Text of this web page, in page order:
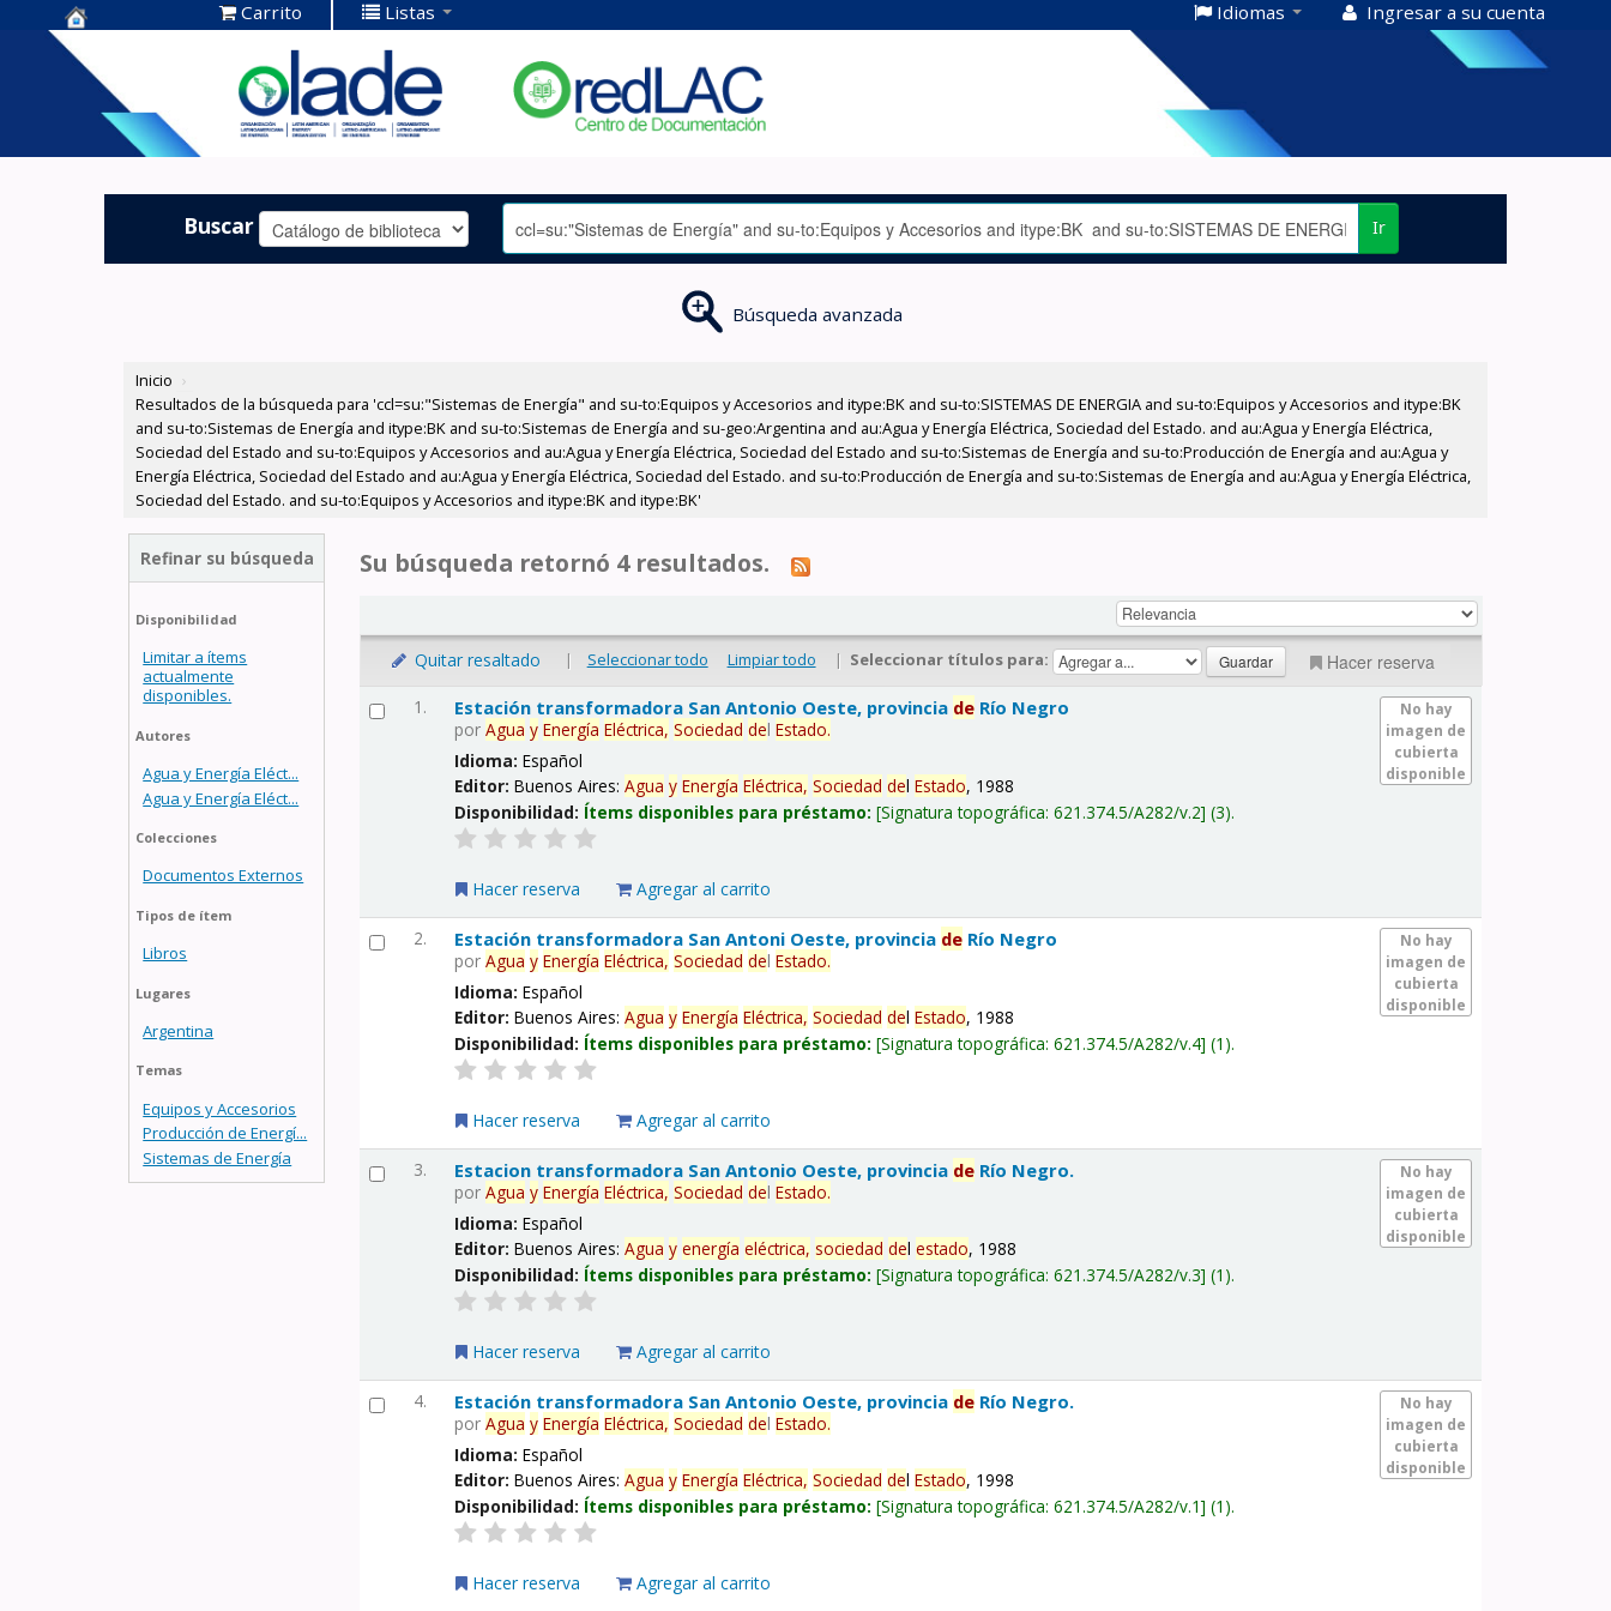
Centro de
Documentación
OLADE -
Carrito Listas Idiomas Ingresar a su cuenta
Buscar Ir
Búsqueda avanzada
Inicio ›
Resultados de la búsqueda para 'ccl=su:"Sistemas de Energía" and su-to:Equipos y Accesorios and itype:BK and su-to:SISTEMAS DE ENERGIA and su-to:Equipos y Accesorios and itype:BK
and su-to:Sistemas de Energía and itype:BK and su-to:Sistemas de Energía and su-geo:Argentina and au:Agua y Energía Eléctrica, Sociedad del Estado. and au:Agua y Energía Eléctrica,
Sociedad del Estado and su-to:Equipos y Accesorios and au:Agua y Energía Eléctrica, Sociedad del Estado and su-to:Sistemas de Energía and su-to:Producción de Energía and au:Agua y
Energía Eléctrica, Sociedad del Estado and au:Agua y Energía Eléctrica, Sociedad del Estado. and su-to:Producción de Energía and su-to:Sistemas de Energía and au:Agua y Energía Eléctrica,
Sociedad del Estado. and su-to:Equipos y Accesorios and itype:BK and itype:BK'
Refinar su búsqueda
Disponibilidad
Limitar a ítems
actualmente
disponibles.
Autores
Agua y Energía Eléct...
Agua y Energía Eléct...
Colecciones
Documentos Externos
Tipos de ítem
Libros
Lugares
Argentina
Temas
Equipos y Accesorios
Producción de Energí...
Sistemas de Energía
Su búsqueda retornó 4 resultados.
Quitar resaltado | Seleccionar todo Limpiar todo | Seleccionar títulos para: Hacer reserva
1.
No hay
imagen de
cubierta
disponible
Estación transformadora San Antonio Oeste, provincia de Río Negro
porAgua y Energía Eléctrica, Sociedad delEstado.
Idioma:Español
Editor:Buenos Aires:Agua y Energía Eléctrica, Sociedad delEstado, 1988
Disponibilidad: Ítems disponibles para préstamo: Signatura topográfica:621.374.5/A282/v.2 (3).
Hacer reserva Agregar al carrito
2.
No hay
imagen de
cubierta
disponible
Estación transformadora San Antoni Oeste, provincia de Río Negro
porAgua y Energía Eléctrica, Sociedad delEstado.
Idioma:Español
Editor:Buenos Aires:Agua y Energía Eléctrica, Sociedad delEstado, 1988
Disponibilidad: Ítems disponibles para préstamo: Signatura topográfica:621.374.5/A282/v.4 (1).
Hacer reserva Agregar al carrito
3.
No hay
imagen de
cubierta
disponible
Estacion transformadora San Antonio Oeste, provincia de Río Negro.
porAgua y Energía Eléctrica, Sociedad delEstado.
Idioma:Español
Editor:Buenos Aires:Agua y energía eléctrica, sociedad delestado, 1988
Disponibilidad: Ítems disponibles para préstamo: Signatura topográfica:621.374.5/A282/v.3 (1).
Hacer reserva Agregar al carrito
4.
No hay
imagen de
cubierta
disponible
Estación transformadora San Antonio Oeste, provincia de Río Negro.
porAgua y Energía Eléctrica, Sociedad delEstado.
Idioma:Español
Editor:Buenos Aires:Agua y Energía Eléctrica, Sociedad delEstado, 1998
Disponibilidad: Ítems disponibles para préstamo: Signatura topográfica:621.374.5/A282/v.1 (1).
Hacer reserva Agregar al carrito